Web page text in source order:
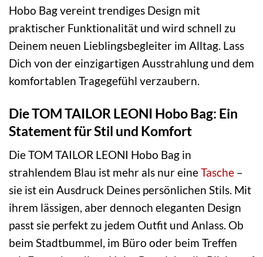
Hobo Bag vereint trendiges Design mit
praktischer Funktionalität und wird schnell zu
Deinem neuen Lieblingsbegleiter im Alltag. Lass
Dich von der einzigartigen Ausstrahlung und dem
komfortablen Tragegefühl verzaubern.
Die TOM TAILOR LEONI Hobo Bag: Ein
Statement für Stil und Komfort
Die TOM TAILOR LEONI Hobo Bag in
strahlendem Blau ist mehr als nur eineTasche –
sie ist ein Ausdruck Deines persönlichen Stils. Mit
ihrem lässigen, aber dennoch eleganten Design
passt sie perfekt zu jedem Outfit und Anlass. Ob
beim Stadtbummel, im Büro oder beim Treffen